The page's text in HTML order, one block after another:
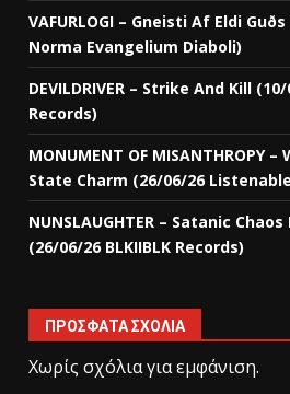
VAFURLOGI – Gneisti Af Eldi
Norma Evangelium Diaboli)
DEVILDRIVER – Strike And Kill
Records)
MONUMENT OF MISANTHROPY
State Charm (26/06/26
NUNSLAUGHTER – Satanic
(26/06/26 BLKIIBLK Records)
ΠΡΌΣΦΑΤΑ ΣΧΌΛΙΑ
Χωρίς σχόλια για εμφάνιση.